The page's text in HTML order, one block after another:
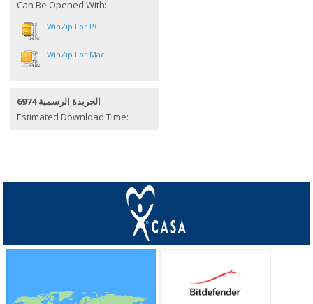
Can Be Opened With:
WinZip For PC
WinZip For Mac
الجريدة الرسمية 6974
Estimated Download Time: